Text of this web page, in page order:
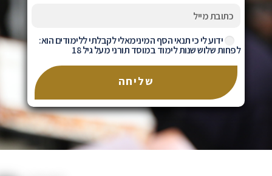
ידוע לי כי תנאי הסף המינימאלי לקבלתי ללימודים הוא:
לפחות שלוש שנות לימוד במוסד תורני מעל גיל 18
שליחה